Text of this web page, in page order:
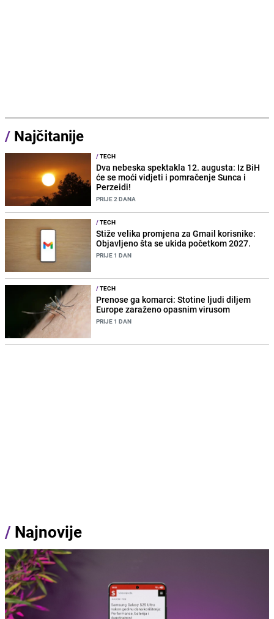
/ Najčitanije
/TECH
Dva nebeska spektakla 12. augusta: Iz BiH
će se moći vidjeti i pomračenje Sunca i
Perzeidi!
PRIJE 2 DANA
/TECH
Stiže velika promjena za Gmail korisnike:
Objavljeno šta se ukida početkom 2027.
PRIJE 1 DAN
/TECH
Prenose ga komarci: Stotine ljudi diljem
Europe zaraženo opasnim virusom
PRIJE 1 DAN
/ Najnovije